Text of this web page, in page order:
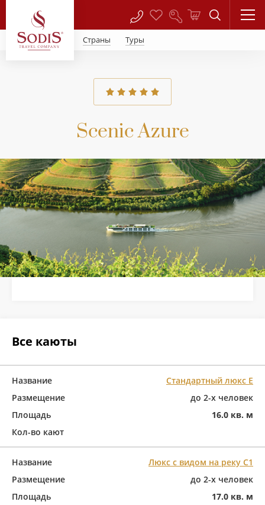
Страны Туры
Scenic Azure
Все каюты
Название
Стандартный люкс Е
Размещение
до 2-х человек
Площадь
16.0 кв. м
Кол-во кают
Название
Люкс с видом на реку C1
Размещение
до 2-х человек
Площадь
17.0 кв. м